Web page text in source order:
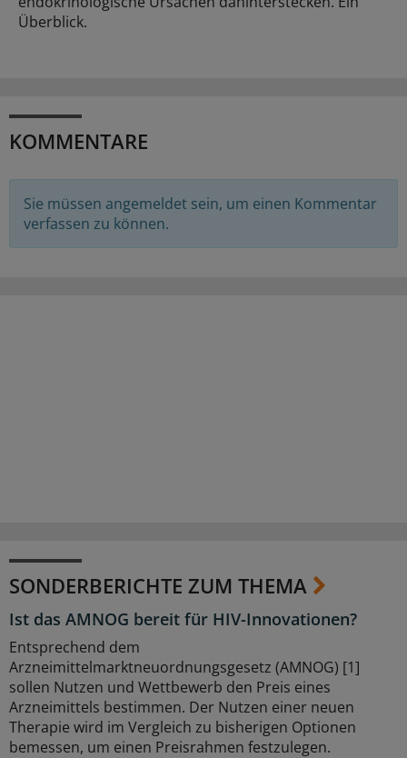
Überblick.
KOMMENTARE
Sie müssen angemeldet sein, um einen Kommentar
verfassen zu können.
SONDERBERICHTE ZUM THEMA
Ist das AMNOG bereit für HIV-Innovationen?
Entsprechend dem
Arzneimittelmarktneuordnungsgesetz (AMNOG) [1]
sollen Nutzen und Wettbewerb den Preis eines
Arzneimittels bestimmen. Der Nutzen einer neuen
Therapie wird im Vergleich zu bisherigen Optionen
bemessen, um einen Preisrahmen festzulegen.